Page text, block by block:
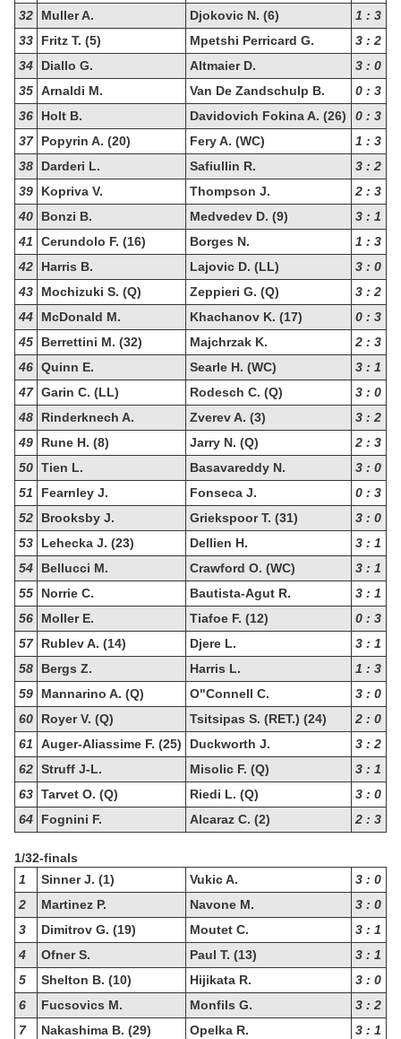
32
Muller A. Djokovic N. (6)
1 : 3
33
Fritz T. (5) Mpetshi Perricard G.
3 : 2
34
Diallo G. Altmaier D.
3 : 0
35 Arnaldi M. Van De Zandschulp B.
0 : 3
36
Holt B. Davidovich Fokina A. (26)
0 : 3
37
Popyrin A. (20) Fery A. (WC)
1 : 3
38
Darderi L. Safiullin R.
3 : 2
39
Kopriva V. Thompson J.
2 : 3
40
Bonzi B. Medvedev D. (9)
3 : 1
41
Cerundolo F. (16) Borges N.
1 : 3
42
Harris B. Lajovic D. (LL)
3 : 0
43
Mochizuki S. (Q) Zeppieri G. (Q)
3 : 2
44
McDonald M. Khachanov K. (17)
0 : 3
45
Berrettini M. (32) Majchrzak K.
2 : 3
46 Quinn E. Searle H. (WC)
3 : 1
47 Garin C. (LL) Rodesch C. (Q)
3 : 0
48
Rinderknech A. Zverev A. (3)
3 : 2
49
Rune H. (8) Jarry N. (Q)
2 : 3
50 Tien L. Basavareddy N.
3 : 0
51
Fearnley J. Fonseca J.
0 : 3
52
Brooksby J. Griekspoor T. (31)
3 : 0
53
Lehecka J. (23) Dellien H.
3 : 1
54
Bellucci M. Crawford O. (WC)
3 : 1
55
Norrie C. Bautista-Agut R.
3 : 1
56
Moller E. Tiafoe F. (12)
0 : 3
57
Rublev A. (14) Djere L.
3 : 1
58
Bergs Z. Harris L.
1 : 3
59
Mannarino A. (Q) O"Connell C.
3 : 0
60
Royer V. (Q) Tsitsipas S. (RET.) (24)
2 : 0
61
Auger-Aliassime F. (25) Duckworth J.
3 : 2
62 Struff J-L. Misolic F. (Q)
3 : 1
63 Tarvet O. (Q) Riedi L. (Q)
3 : 0
64
Fognini F. Alcaraz C. (2) 2 : 3
1/32-finals
1
Sinner J. (1) Vukic A.
3 : 0
2
Martinez P. Navone M.
3 : 0
3
Dimitrov G. (19) Moutet C.
3 : 1
4
Ofner S. Paul T. (13)
3 : 1
5
Shelton B. (10) Hijikata R.
3 : 0
6
Fucsovics M. Monfils G.
3 : 2
7
Nakashima B. (29) Opelka R. 3 : 1